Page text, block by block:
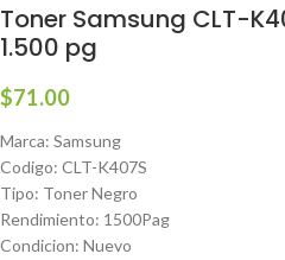
Toner Samsung CLT-
1.500 pg
$71.00
Marca: Samsung
Codigo: CLT-K407S
Tipo: Toner Negro
Rendimiento: 1500Pag
Condicion: Nuevo